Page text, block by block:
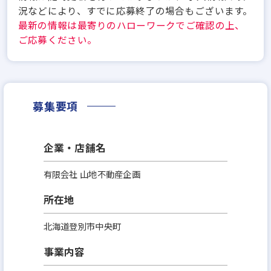
況などにより、すでに応募終了の場合もございます。
最新の情報は最寄りのハローワークでご確認の上、
ご応募ください。
募集要項
企業・店舗名
有限会社 山地不動産企画
所在地
北海道登別市中央町
事業内容